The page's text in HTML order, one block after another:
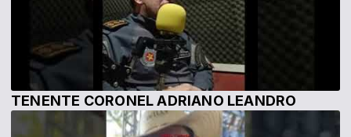
TENENTE CORONEL ADRIANO LEANDRO